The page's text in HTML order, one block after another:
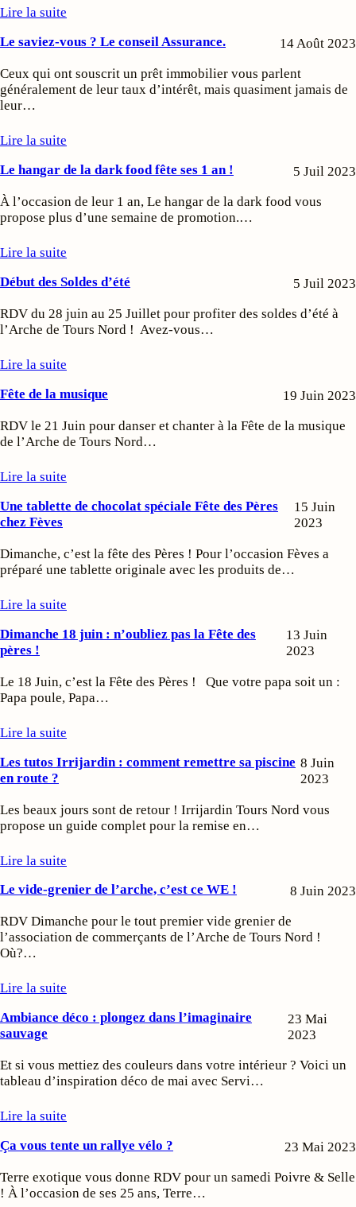
Lire la suite
Le saviez-vous ? Le conseil Assurance.
14 Août 2023
Ceux qui ont souscrit un prêt immobilier vous parlent
généralement de leur taux d’intérêt, mais quasiment jamais de
leur…
Lire la suite
Le hangar de la dark food fête ses 1 an !
5 Juil 2023
À l’occasion de leur 1 an, Le hangar de la dark food vous
propose plus d’une semaine de promotion.…
Lire la suite
Début des Soldes d’été
5 Juil 2023
RDV du 28 juin au 25 Juillet pour profiter des soldes d’été à
l’Arche de Tours Nord ! Avez-vous…
Lire la suite
Fête de la musique
19 Juin 2023
RDV le 21 Juin pour danser et chanter à la Fête de la musique
de l’Arche de Tours Nord…
Lire la suite
Une tablette de chocolat spéciale Fête des Pères
chez Fèves
15 Juin
2023
Dimanche, c’est la fête des Pères ! Pour l’occasion Fèves a
préparé une tablette originale avec les produits de…
Lire la suite
Dimanche 18 juin : n’oubliez pas la Fête des
pères !
13 Juin
2023
Le 18 Juin, c’est la Fête des Pères ! Que votre papa soit un :
Papa poule, Papa…
Lire la suite
Les tutos Irrijardin : comment remettre sa piscine
en route ?
8 Juin
2023
Les beaux jours sont de retour ! Irrijardin Tours Nord vous
propose un guide complet pour la remise en…
Lire la suite
Le vide-grenier de l’arche, c’est ce WE !
8 Juin 2023
RDV Dimanche pour le tout premier vide grenier de
l’association de commerçants de l’Arche de Tours Nord !
Où?…
Lire la suite
Ambiance déco : plongez dans l’imaginaire
sauvage
23 Mai
2023
Et si vous mettiez des couleurs dans votre intérieur ? Voici un
tableau d’inspiration déco de mai avec Servi…
Lire la suite
Ça vous tente un rallye vélo ?
23 Mai 2023
Terre exotique vous donne RDV pour un samedi Poivre & Selle
! À l’occasion de ses 25 ans, Terre…